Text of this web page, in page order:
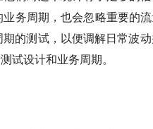
务周期，也会忽略重要的
的测试，以便调解日常波
试设计和业务周期。